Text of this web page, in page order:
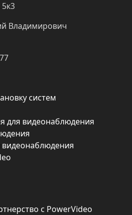
Владимирович
систем
для видеонаблюдения
видеонаблюдения
с PowerVideo